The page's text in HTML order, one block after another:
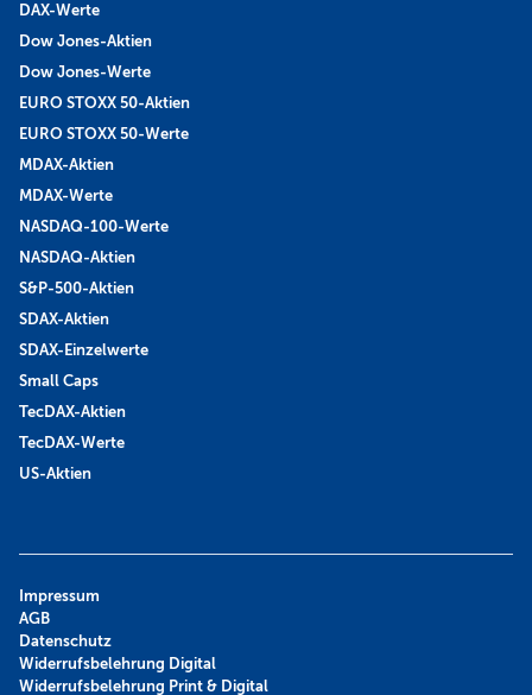
DAX-Werte
Dow Jones-Aktien
Dow Jones-Werte
EURO STOXX 50-Aktien
EURO STOXX 50-Werte
MDAX-Aktien
MDAX-Werte
NASDAQ-100-Werte
NASDAQ-Aktien
S&P-500-Aktien
SDAX-Aktien
SDAX-Einzelwerte
Small Caps
TecDAX-Aktien
TecDAX-Werte
US-Aktien
Impressum
AGB
Datenschutz
Widerrufsbelehrung Digital
Widerrufsbelehrung Print & Digital